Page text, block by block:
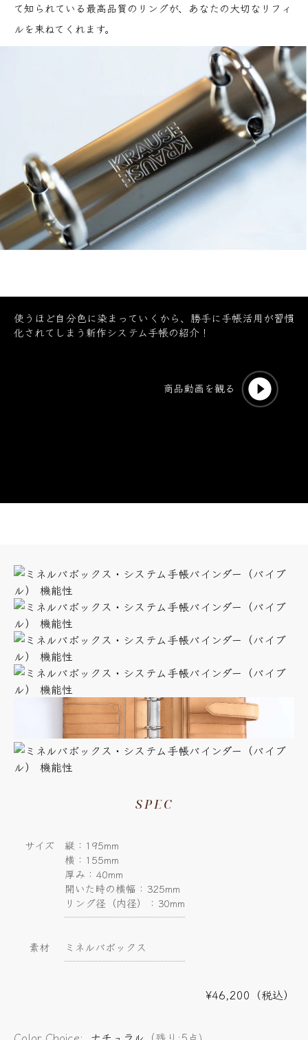
て知られている最高品質のリングが、あなたの大切なリフィ
ルを束ねてくれます。
使うほど自分色に染まっていくから、勝手に手帳活用が習慣
化されてしまう新作システム手帳の紹介！
商品動画を観る play_circle_filled
SPEC
サイズ
縦：195mm
横：155mm
厚み：40mm
開いた時の横幅：325mm
リング径（内径）：30mm
素材 ミネルバボックス
¥46,200（税込）